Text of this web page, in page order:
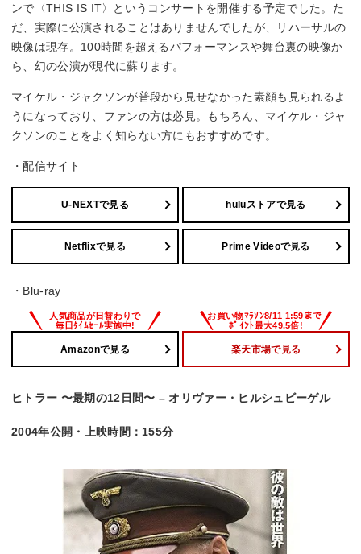
ンで〈THIS IS IT〉というコンサートを開催する予定でした。た
だ、実際に公演されることはありませんでしたが、リハーサルの
映像は現存。100時間を超えるパフォーマンスや舞台裏の映像か
ら、幻の公演が現代に蘇ります。
マイケル・ジャクソンが普段から見せなかった素顔も見られるよ
うになっており、ファンの方は必見。もちろん、マイケル・ジャ
クソンのことをよく知らない方にもおすすめです。
・配信サイト
U-NEXTで見る huluストアで見る
Netflixで見る Prime Videoで見る
・Blu-ray
Amazonで見る 楽天市場で見る
ヒトラー 〜最期の12日間〜 – オリヴァー・ヒルシュビーゲル
2004年公開・上映時間：155分